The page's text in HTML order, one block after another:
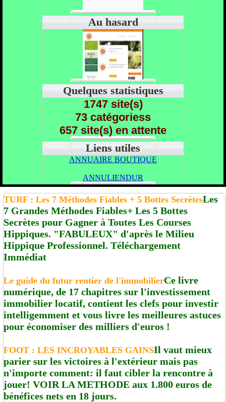
Au hasard
Quelques statistiques
1747 site(s)
73 catégoriess
657 site(s) en attente
Liens utiles
ANNUAIRE BOUTIQUE
ANNULIENDUR
TURF : Les 7 Méthodes Fiables + 5 Bottes SecrètesLes
7 Grandes Méthodes Fiables+ Les 5 Bottes
Secrètes pour Gagner à Toutes Les Courses
Hippiques. "FABULEUX" d'après le Milieu
Hippique Professionnel. Téléchargement
Immédiat
Le guide du futur rentier de l'immobilierCe livre
numérique, de 17 chapitres sur l'investissement
immobilier locatif, contient les clefs pour investir
intelligemment et vous livre les meilleures astuces
pour économiser des milliers d'euros !
FOOT : LES INCROYABLES GAINSIl vaut mieux
parier sur les victoires à l'extérieur mais pas
n'importe comment: il faut cibler la rencontre à
jouer! VOIR LA METHODE aux 1.800 euros de
bénéfices nets en 18 jours.